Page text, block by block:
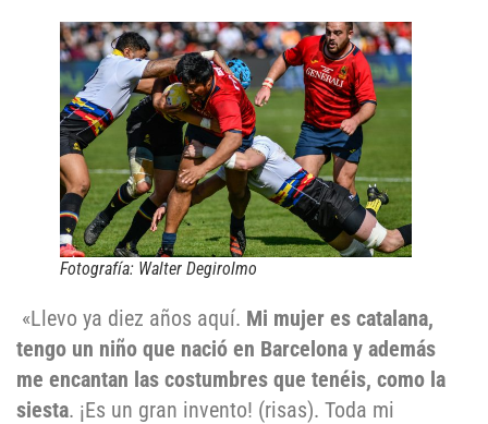
Fotografía: Walter Degirolmo
«Llevo ya diez años aquí. Mi mujer es catalana,
tengo un niño que nació en Barcelona y además
me encantan las costumbres que tenéis, como la
siesta. ¡Es un gran invento! (risas). Toda mi